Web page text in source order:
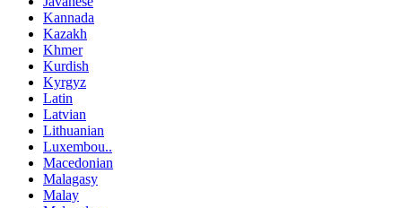
Kannada
Kazakh
Khmer
Kurdish
Kyrgyz
Latin
Latvian
Lithuanian
Luxembou..
Macedonian
Malagasy
Malay